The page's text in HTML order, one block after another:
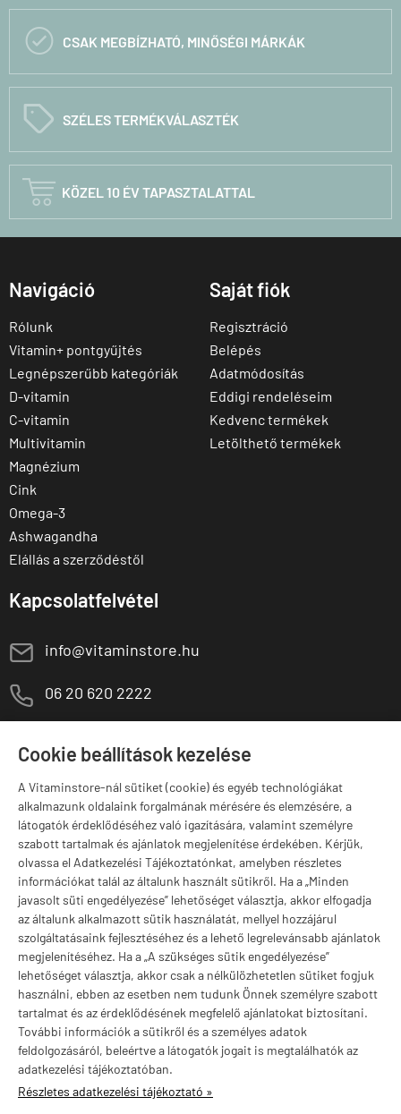
Cookie beállítások kezelése
A Vitaminstore-nál sütiket (cookie) és egyéb technológiákat
alkalmazunk oldalaink forgalmának mérésére és elemzésére, a
látogatók érdeklődéséhez való igazítására, valamint személyre
szabott tartalmak és ajánlatok megjelenítése érdekében. Kérjük,
olvassa el Adatkezelési Tájékoztatónkat, amelyben részletes
információkat talál az általunk használt sütikről. Ha a „Minden
javasolt süti engedélyezése” lehetőséget választja, akkor elfogadja
az általunk alkalmazott sütik használatát, mellyel hozzájárul
szolgáltatásaink fejlesztéséhez és a lehető legrelevánsabb ajánlatok
megjelenítéséhez. Ha a „A szükséges sütik engedélyezése”
lehetőséget választja, akkor csak a nélkülözhetetlen sütiket fogjuk
használni, ebben az esetben nem tudunk Önnek személyre szabott
tartalmat és az érdeklődésének megfelelő ajánlatokat biztosítani.
További információk a sütikről és a személyes adatok
feldolgozásáról, beleértve a látogatók jogait is megtalálhatók az
adatkezelési tájékoztatóban.
Részletes adatkezelési tájékoztató »
 CSAK MEGBÍZHATÓ, MINŐSÉGI MÁRKÁK
C SZÉLES TERMÉKVÁLASZTÉK
 KÖZEL 10 ÉV TAPASZTALATTAL
Navigáció
Rólunk
Vitamin+ pontgyűjtés
Legnépszerűbb kategóriák
D-vitamin
C-vitamin
Multivitamin
Magnézium
Cink
Omega-3
Ashwagandha
Elállás a szerződéstől
Saját fiók
Regisztráció
Belépés
Adatmódosítás
Eddigi rendeléseim
Kedvenc termékek
Letölthető termékek
Kapcsolatfelvétel
E info@vitaminstore.hu
M 06 20 620 2222
Szugló u. 83-85.
Márkák
Valuta választás
vitaminstore.hu -Vitaminstore / Gymstore Hungary